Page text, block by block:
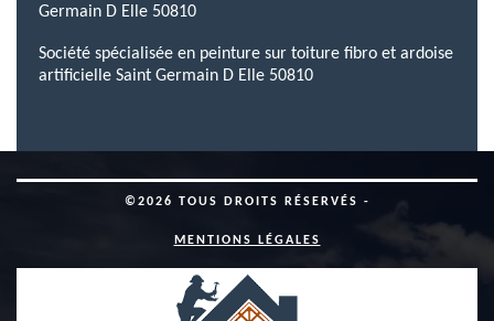
Germain D Elle 50810
Société spécialisée en peinture sur toiture fibro et ardoise
artificielle Saint Germain D Elle 50810
©2026 TOUS DROITS RÉSERVÉS -
MENTIONS LÉGALES